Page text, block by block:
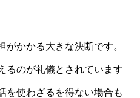
かかる大きな決断です。
るのが礼儀とされています
を使わざるを得ない場合も